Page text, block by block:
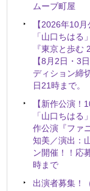
ムーブ町屋
【2026年10
「山口ちはる
『東京と歩む
【8月2日・3
ディション締
日21時まで。
【新作公演
「山口ちはる
作公演『ファ
知美／演出：
ン開催！！応
時まで
出演者募集！